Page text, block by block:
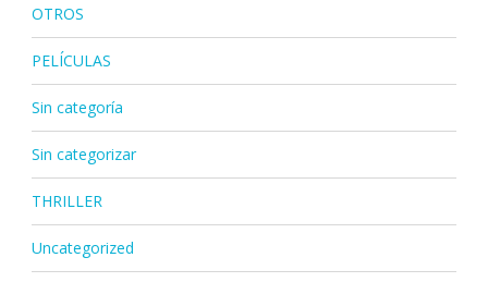
OTROS
PELÍCULAS
Sin categoría
Sin categorizar
THRILLER
Uncategorized